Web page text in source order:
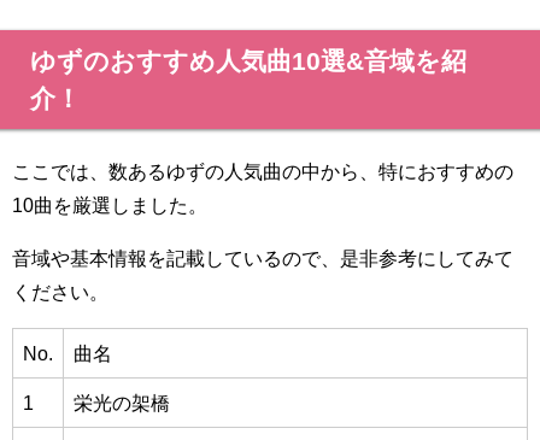
ゆずのおすすめ人気曲10選&音域を紹
介！
ここでは、数あるゆずの人気曲の中から、特におすすめの
10曲を厳選しました。
音域や基本情報を記載しているので、是非参考にしてみて
ください。
No. 曲名
1 栄光の架橋